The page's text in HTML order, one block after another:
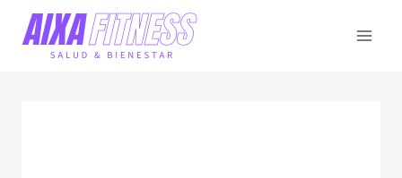
Saltar
contenido